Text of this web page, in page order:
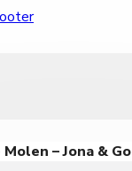
Molen – Jona &